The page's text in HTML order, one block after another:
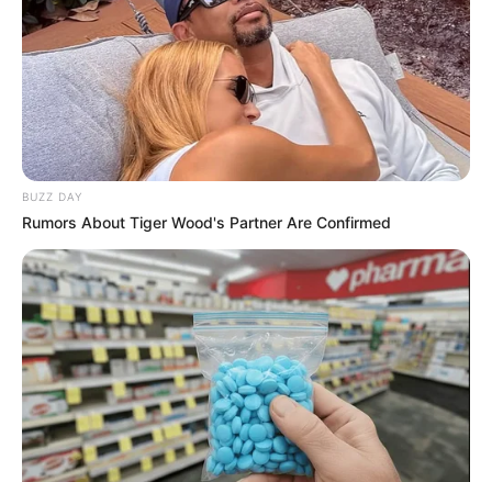
Brasil tomaram conhecimento sobre a existência desse direito a
referida gratificação.
A investigação doMinistério Público
O Ministério Público de Mato Grosso do Sul (MPMS) abriu uma
investigação para apurar a suposta falta de pagamento do
incentivo financeiro federal destinado aos agentes comunitários de
Nioaque. Esta investigação, que se dá por meio do Procedimento
Preparatório n° 06.2024.00000501-9, busca esclarecer possíveis
irregularidades na administração municipal, que podem culminar na
abertura de um inquérito civil.
Denúncias dos Agentes Comunitários e de Endemias
A investigação teve início após denúncias realizadas pelos próprios
agentes ao MPMS. Segundo os relatos, nos últimos três anos, os
profissionais não teriam recebido os valores referentes ao incentivo
BUZZ DAY
Rumors About Tiger Wood's Partner Are Confirmed